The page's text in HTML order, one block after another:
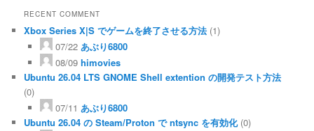
RECENT COMMENT
Xbox Series X|S でゲームを終了させる方法(1)
07/22 あぶり6800
08/09 himovies
Ubuntu 26.04 LTS GNOME Shell extention の開発テスト方法
(0)
07/11 あぶり6800
Ubuntu 26.04 の Steam/Proton で ntsync を有効化(0)